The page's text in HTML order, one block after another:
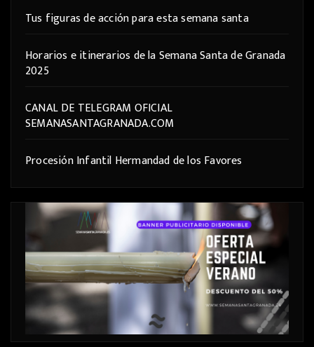
Tus figuras de acción para esta semana santa
Horarios e itinerarios de la Semana Santa de Granada
2025
CANAL DE TELEGRAM OFICIAL
SEMANASANTAGRANADA.COM
Procesión Infantil Hermandad de los Favores